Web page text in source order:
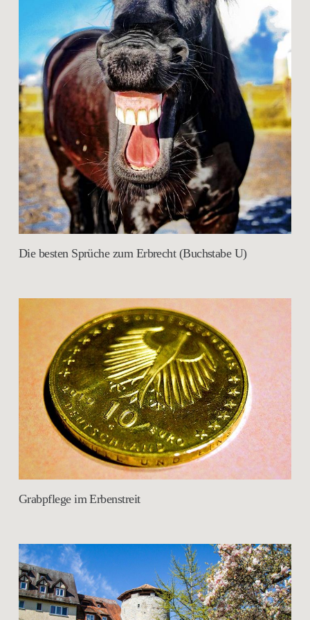
Die besten Sprüche zum Erbrecht (Buchstabe U)
Grabpflege im Erbenstreit